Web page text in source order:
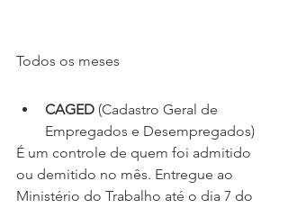
Todos os meses
CAGED (Cadastro Geral de
Empregados e Desempregados)
É um controle de quem foi admitido
ou demitido no mês. Entregue ao
Ministério do Trabalho até o dia 7 do